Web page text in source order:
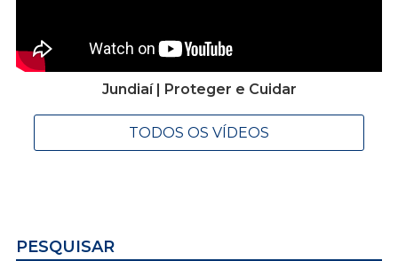
Jundiaí | Proteger e Cuidar
TODOS OS VÍDEOS
PESQUISAR